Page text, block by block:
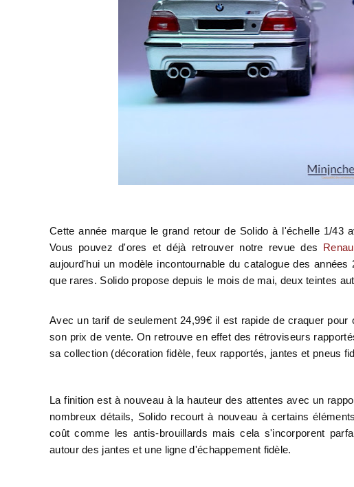
Cette année marque le grand retour de Solido à l'échelle 1/43
Vous pouvez d'ores et déjà retrouver notre revue des
aujourd'hui un modèle incontournable du catalogue des
que rares. Solido propose depuis le mois de mai, deux teintes
Avec un tarif de seulement 24,99€ il est rapide de craquer
son prix de vente. On retrouve en effet des rétroviseurs
sa collection (décoration fidèle, feux rapportés, jantes et pneus
La finition est à nouveau à la hauteur des attentes avec un
nombreux détails, Solido recourt à nouveau à certainséléments
coût comme les antis-brouillards mais cela s'incorporent
autour des jantes et une ligne d'échappement fidèle.